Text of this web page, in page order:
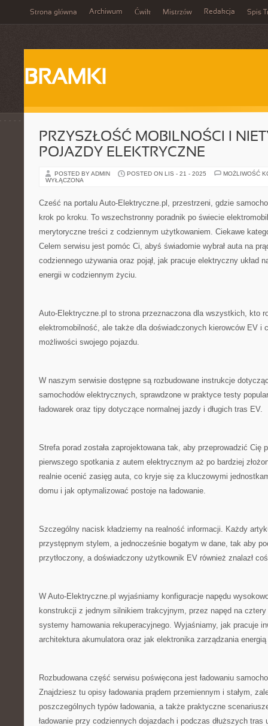
Strona główna Archiwum Ćwik Mistrzów Redakcja Spis
BRAMKI
PRZYSZŁOŚĆ MOBILNOŚCI I
POJAZDY ELEKTRYCZNE
POSTED BY ADMIN POSTED ON LIS - 21 - 2025
MOŻLIWOŚĆ
WYŁĄCZONA
Cześć na portalu Auto-Elektryczne.pl, przestrzeni, gdzie
krok po kroku. To wszechstronny poradnik po świecie
merytoryczne treści z codziennym użytkowaniem. Ciekawe
Celem serwisu jest pomóc Ci, abyś świadomie wybrał auta na
codziennego używania oraz pojął, jak pracuje elektryczny układ
energii w codziennym życiu.
Auto-Elektryczne.pl to strona przeznaczona dla wszystkich, kto
elektromobilność, ale także dla doświadczonych kierowców EV i
możliwości swojego pojazdu.
W naszym serwisie dostępne są rozbudowane instrukcje
samochodów elektrycznych, sprawdzone w praktyce testy
ładowarek oraz tipy dotyczące normalnej jazdy i długich tras EV.
Strefa porad została zaprojektowana tak, aby przeprowadzić Cię
pierwszego spotkania z autem elektrycznym aż po bardziej
realnie ocenić zasięg auta, co kryje się za kluczowymi
domu i jak optymalizować postoje na ładowanie.
Szczególny nacisk kładziemy na realność informacji. Każdy
przystępnym stylem, a jednocześnie bogatym w dane, tak aby
przytłoczony, a doświadczony użytkownik EV również znalazł
W Auto-Elektryczne.pl wyjaśniamy konfiguracje napędu
konstrukcji z jednym silnikiem trakcyjnym, przez napęd na cztery
systemy hamowania rekuperacyjnego. Wyjaśniamy, jak pracuje
architektura akumulatora oraz jak elektronika zarządzania
Rozbudowana część serwisu poświęcona jest ładowaniu
Znajdziesz tu opisy ładowania prądem przemiennym i stałym,
poszczególnych typów ładowania, a także praktyczne
ładowanie przy codziennych dojazdach i podczas dłuższych tras